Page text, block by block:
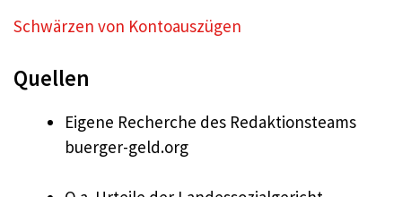
Schwärzen von Kontoauszügen
Quellen
Eigene Recherche des Redaktionsteams
buerger-geld.org